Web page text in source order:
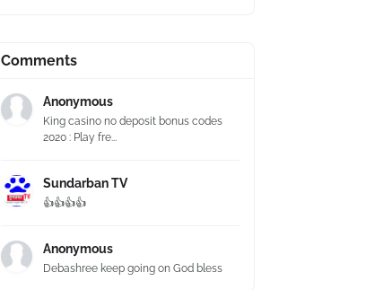
Comments
Anonymous
King casino no deposit bonus codes
2020 : Play fre...
Sundarban TV
👍👍👍👍
Anonymous
Debashree keep going on God bless